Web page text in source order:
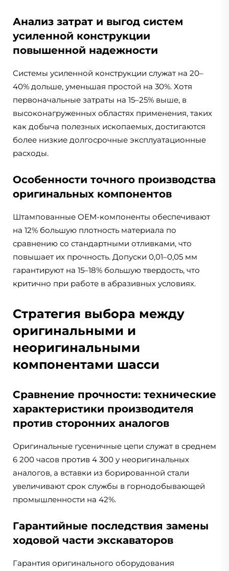
Анализ затрат и выгод систем
усиленной конструкции
повышенной надежности
Системы усиленной конструкции служат на 20–
40% дольше, уменьшая простой на 30%. Хотя
первоначальные затраты на 15–25% выше, в
высоконагруженных областях применения, таких
как добыча полезных ископаемых, достигаются
более низкие долгосрочные эксплуатационные
расходы.
Особенности точного производства
оригинальных компонентов
Штампованные OEM-компоненты обеспечивают
на 12% большую плотность материала по
сравнению со стандартными отливками, что
повышает их прочность. Допуски 0,01–0,05 мм
гарантируют на 15–18% большую твердость, что
критично при работе в абразивных условиях.
Стратегия выбора между
оригинальными и
неоригинальными
компонентами шасси
Сравнение прочности: технические
характеристики производителя
против сторонних аналогов
Оригинальные гусеничные цепи служат в среднем
6 200 часов против 4 300 у неоригинальных
аналогов, а вставки из борированной стали
увеличивают срок службы в горнодобывающей
промышленности на 42%.
Гарантийные последствия замены
ходовой части экскаваторов
Гарантия оригинального оборудования